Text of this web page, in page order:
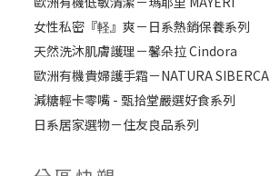
女性私密『軽』爽－日系熱銷保養系列
天然洗沐肌膚護理－馨朵拉 Cindora
歐洲有機貴婦護手霜－NATURA SIBERCA
減糖輕卡零嘴 - 甄拾堂嚴選好食系列
日系居家選物－住友良品系列